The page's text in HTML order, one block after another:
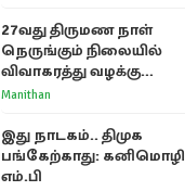
27வது திருமண நாள்
நெருங்கும் நிலையில்
விவாகரத்து வழக்கு
வாபஸ்! விஜய்யுடன்
Manithan
இது நாடகம்.. திமுக
பங்கேற்காது: கனிமொழி
எம்.பி